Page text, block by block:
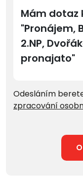
Odesláním
zpracování